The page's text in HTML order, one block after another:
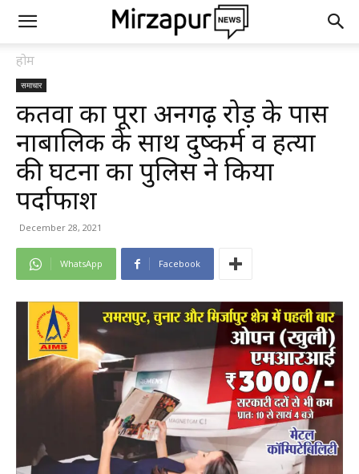
होम
समाचार
कतवारू का पूरा अनगढ़ रोड़ के पास
नाबालिक के साथ दुष्कर्म व हत्या
की घटना का पुलिस ने किया
पर्दाफाश
December 28, 2021
WhatsApp Facebook